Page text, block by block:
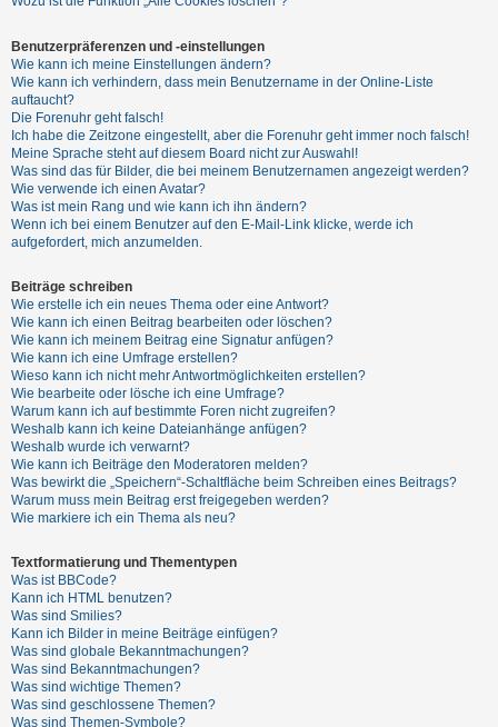
s
t
r
i
e
r
e
n
U
n
b
e
a
n
t
w
o
r
t
e
t
e
T
h
Benutzerpräferenzen und -einstellungen
Wie kann ich meine Einstellungen ändern?
Wie kann ich verhindern, dass mein Benutzername in der Online-Liste
auftaucht?
Die Forenuhr geht falsch!
Ich habe die Zeitzone eingestellt, aber die Forenuhr geht immer noch falsch!
Meine Sprache steht auf diesem Board nicht zur Auswahl!
Was sind das für Bilder, die bei meinem Benutzernamen angezeigt werden?
Wie verwende ich einen Avatar?
Was ist mein Rang und wie kann ich ihn ändern?
Wenn ich bei einem Benutzer auf den E-Mail-Link klicke, werde ich
aufgefordert, mich anzumelden.
Beiträge schreiben
Wie erstelle ich ein neues Thema oder eine Antwort?
Wie kann ich einen Beitrag bearbeiten oder löschen?
Wie kann ich meinem Beitrag eine Signatur anfügen?
Wie kann ich eine Umfrage erstellen?
Wieso kann ich nicht mehr Antwortmöglichkeiten erstellen?
Wie bearbeite oder lösche ich eine Umfrage?
Warum kann ich auf bestimmte Foren nicht zugreifen?
Weshalb kann ich keine Dateianhänge anfügen?
Weshalb wurde ich verwarnt?
Wie kann ich Beiträge den Moderatoren melden?
Was bewirkt die „Speichern“-Schaltfläche beim Schreiben eines Beitrags?
Warum muss mein Beitrag erst freigegeben werden?
Wie markiere ich ein Thema als neu?
Textformatierung und Thementypen
Was ist BBCode?
Kann ich HTML benutzen?
Was sind Smilies?
Kann ich Bilder in meine Beiträge einfügen?
Was sind globale Bekanntmachungen?
Was sind Bekanntmachungen?
Was sind wichtige Themen?
Was sind geschlossene Themen?
Was sind Themen-Symbole?